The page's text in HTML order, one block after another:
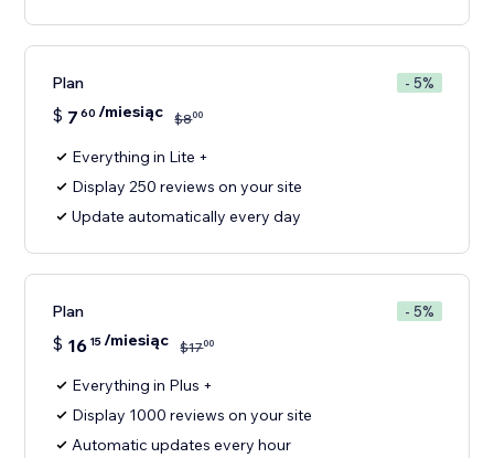
Plan - 5%
$ 7 60 /miesiąc $800
Everything in Lite +
Display 250 reviews on your site
Update automatically every day
Plan - 5%
$ 16 15/miesiąc $1700
Everything in Plus +
Display 1000 reviews on your site
Automatic updates every hour